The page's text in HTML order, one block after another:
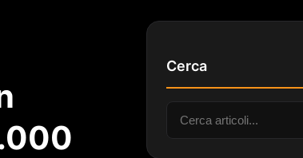
Cerca
Cerca: